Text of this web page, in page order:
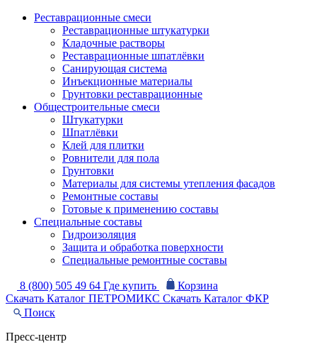
Реставрационные смеси
Реставрационные штукатурки
Кладочные растворы
Реставрационные шпатлёвки
Санирующая система
Инъекционные материалы
Грунтовки реставрационные
Общестроительные смеси
Штукатурки
Шпатлёвки
Клей для плитки
Ровнители для пола
Грунтовки
Материалы для системы утепления фасадов
Ремонтные составы
Готовые к применению составы
Специальные составы
Гидроизоляция
Защита и обработка поверхности
Специальные ремонтные составы
8 (800) 505 49 64 Где купить
Корзина
Скачать Каталог ПЕТРОМИКС Скачать Каталог ФКР
Поиск
Пресс-центр